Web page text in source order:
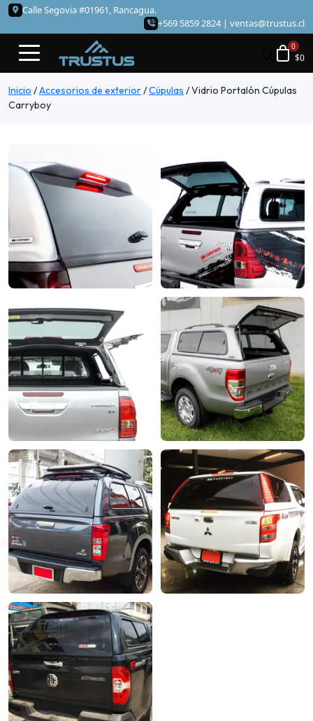
Calle Segovia #01961, Rancagua.
+569 5859 2824 | ventas@trustus.cl
$0
Inicio /Accesorios de exterior/Cúpulas /Vidrio Portalón Cúpulas
Carryboy